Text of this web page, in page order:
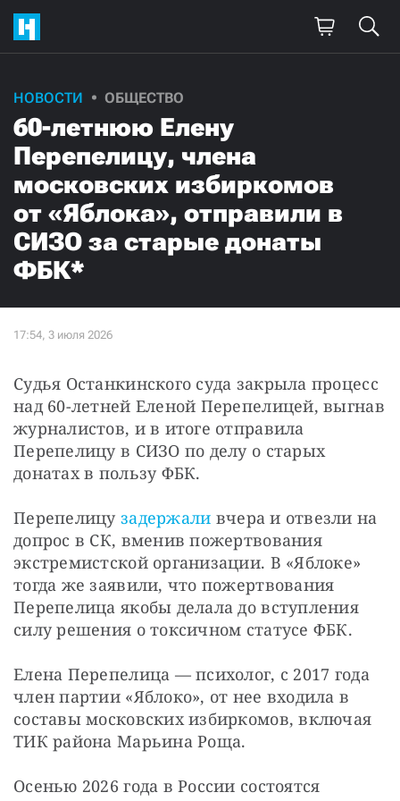
НОВОСТИ ОБЩЕСТВО
60-летнюю Елену
Перепелицу, члена
московских избиркомов
от «Яблока», отправили в
СИЗО за старые донаты
ФБК*
Судья Останкинского суда закрыла процесс
над 60-летней Еленой Перепелицей, выгнав
журналистов, и в итоге отправила
Перепелицу в СИЗО по делу о старых
донатах в пользу ФБК.
Перепелицу задержали вчера и отвезли на
допрос в СК, вменив пожертвования
экстремистской организации. В «Яблоке»
тогда же заявили, что пожертвования
Перепелица якобы делала до вступления
силу решения о токсичном статусе ФБК.
Елена Перепелица — психолог, с 2017 года
член партии «Яблоко», от нее входила в
составы московских избиркомов, включая
ТИК района Марьина Роща.
Осенью 2026 года в России состоятся